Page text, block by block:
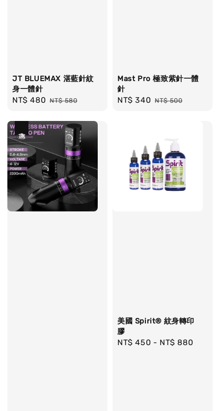
JT BLUEMAX 湛藍針紋
身一體針
Sale
NT$ 480 Regular
NT$ 580
Mast Pro 極致紫針一體
針
Sale
NT$ 340 Regular
NT$ 500
美國 Spirit® 紋身轉印
膠
Regular
NT$ 450 - NT$ 880